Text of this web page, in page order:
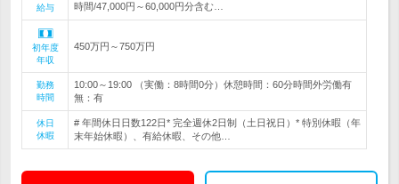
給与
時間/47,000円～60,000円分含む…
初年度
年収
450万円～750万円
勤務
時間
10:00～19:00 （実働：8時間0分）休憩時間：60分時間外労働有
無：有
休日
休暇
# 年間休日日数122日* 完全週休2日制（土日祝日）* 特別休暇（年
末年始休暇）、有給休暇、その他…